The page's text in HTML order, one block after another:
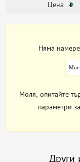
Цена
Няма
Моля, опитайте
параметри
Други